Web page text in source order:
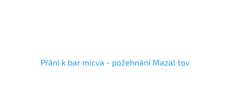
Přání k bar micva - požehnání Mazal tov